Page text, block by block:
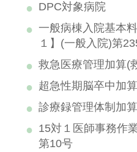
DPC対象病院
一般病棟入院基本
１】(一般入院)第
救急医療管理加算(
超急性期脳卒中加
診療録管理体制加
15対１医師事務作
第10号